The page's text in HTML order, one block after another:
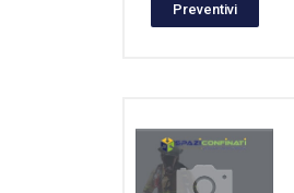
Preventivi